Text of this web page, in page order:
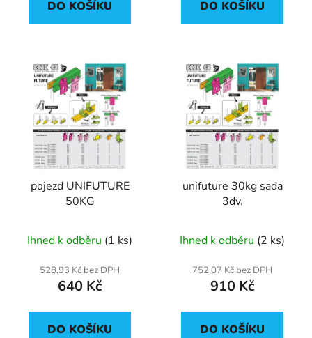
DO KOŠÍKU DO KOŠÍKU
pojezd UNIFUTURE
50KG
Ihned k odběru (1 ks)
528,93 Kč bez DPH
640 Kč
DO KOŠÍKU
unifuture 30kg sada
3dv.
Ihned k odběru (2 ks)
752,07 Kč bez DPH
910 Kč
DO KOŠÍKU